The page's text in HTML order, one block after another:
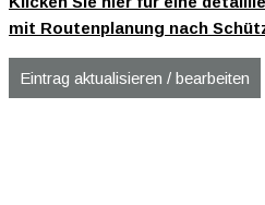
mit Routenplanung nach